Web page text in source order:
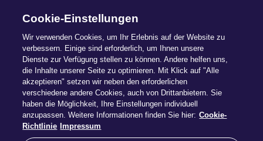
GDV-Daten­be­reit­stel­
lung
Erhalten Sie Ihre Bestandsdaten für die Dialog
Lebensversicherungs-AG im GDV-Format als
Cookie-Einstellungen
Wir verwenden Cookies, um Ihr Erlebnis auf der Website zu
verbessern. Einige sind erforderlich, um Ihnen unsere
Dienste zur Verfügung stellen zu können. Andere helfen uns,
die Inhalte unserer Seite zu optimieren. Mit Klick auf "Alle
akzeptieren" setzen wir neben den erforderlichen
verschiedene andere Cookies, auch von Drittanbietern. Sie
haben die Möglichkeit, Ihre Einstellungen individuell
anzupassen. Weitere Informationen finden Sie hier: Cookie-
Richtlinie Impressum